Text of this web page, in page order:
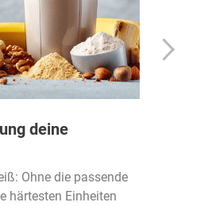
deine
Ohne die passende
härtesten Einheiten